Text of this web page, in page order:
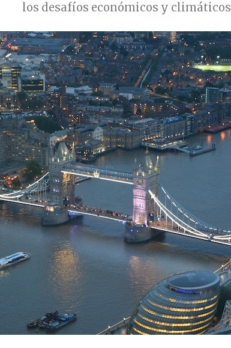
los desafíos económicos y climáticos